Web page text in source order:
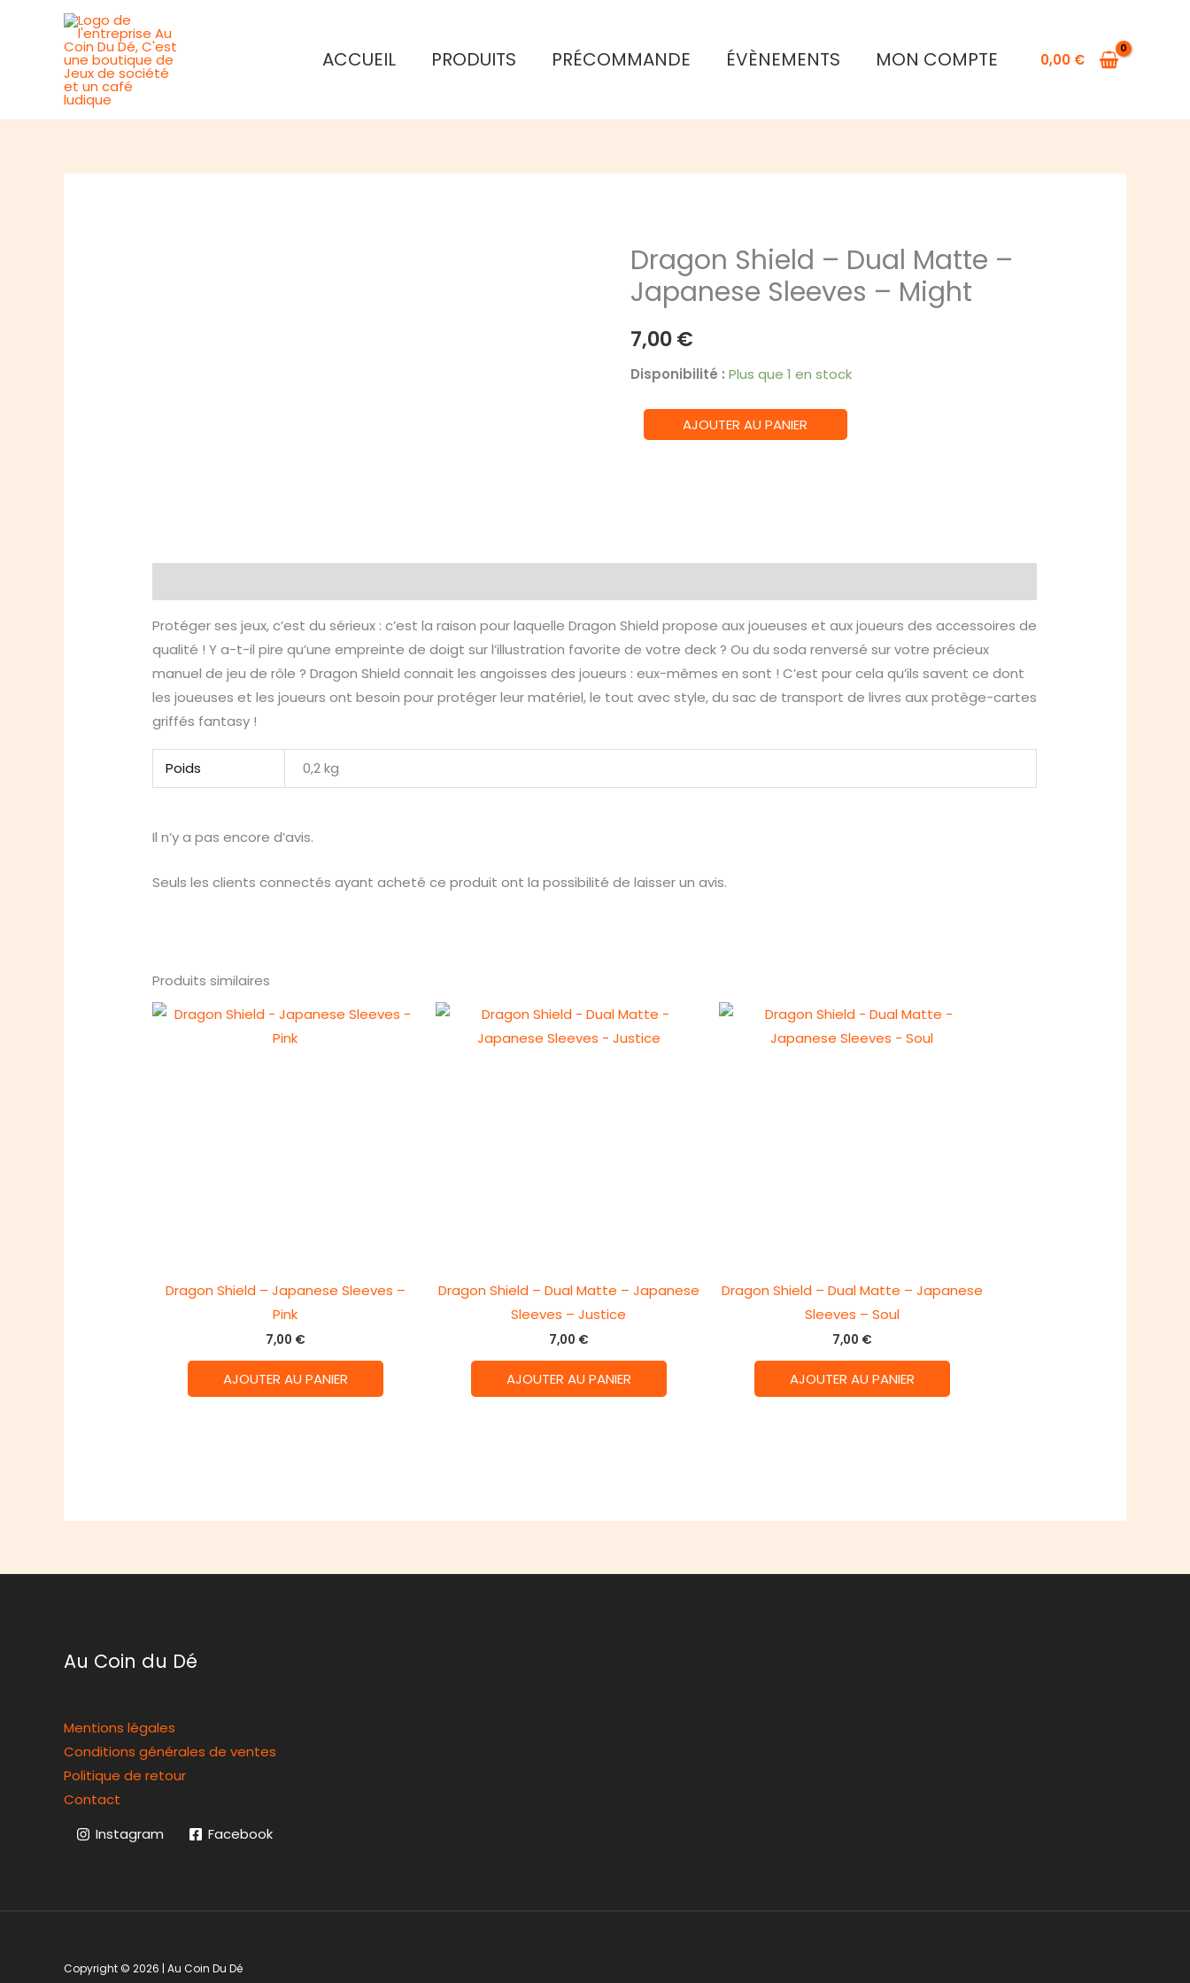
ACCUEIL PRODUITS PRÉCOMMANDE ÉVÈNEMENTS MON COMPTE 0,00 €
Dragon Shield – Dual Matte –
Japanese Sleeves – Might
7,00€
Disponibilité : Plus que 1 en stock
quantité
de
Matte
Sleeves
-
Might
AJOUTER AU PANIER
Protéger ses jeux, c’est du sérieux : c’est la raison pour laquelle Dragon Shield propose aux joueuses et aux joueurs des accessoires de
qualité ! Y a-t-il pire qu’une empreinte de doigt sur l’illustration favorite de votre deck ? Ou du soda renversé sur votre précieux
manuel de jeu de rôle ? Dragon Shield connait les angoisses des joueurs : eux-mêmes en sont ! C’est pour cela qu’ils savent ce dont
les joueuses et les joueurs ont besoin pour protéger leur matériel, le tout avec style, du sac de transport de livres aux protège-cartes
griffés fantasy !
Poids 0,2 kg
Il n’y a pas encore d’avis.
Seuls les clients connectés ayant acheté ce produit ont la possibilité de laisser un avis.
Produits similaires
Dragon Shield – Japanese Sleeves –
Pink
7,00 €
AJOUTER AU PANIER
Dragon Shield – Dual Matte – Japanese
Sleeves – Justice
7,00 €
AJOUTER AU PANIER
Dragon Shield – Dual Matte – Japanese
Sleeves – Soul
7,00 €
AJOUTER AU PANIER
Au Coin du Dé
Mentions légales
Conditions générales de ventes
Politique de retour
Contact
Instagram
Facebook
Copyright © 2026 | Au Coin Du Dé
-
Matte